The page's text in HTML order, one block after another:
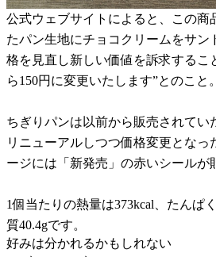
公式ウェブサイトによると、この商
たパン生地にチョコクリームをサン
格を見直し新しい価値を訴求するこ
ら150円に変更いたします”とのこと。
ちぎりパンは以前から販売されてい
リニューアルしつつ価格変更となっ
ージには「新発売」の赤いシールが
1個当たりの熱量は373kcal、たんぱ
質40.4gです。
好みは分かれるかもしれない